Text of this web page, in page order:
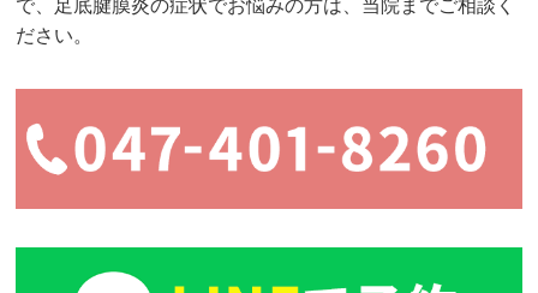
で、足底腱膜炎の症状でお悩みの方は、当院までご相談く
ださい。